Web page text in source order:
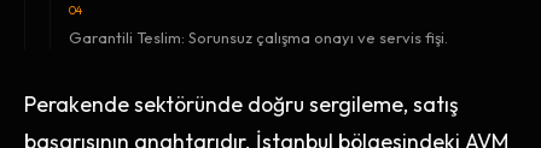
04
Garantili Teslim: Sorunsuz çalışma onayı ve servis fişi.
Perakende sektöründe doğru sergileme, satış
başarısının anahtarıdır. İstanbul bölgesindeki AVM